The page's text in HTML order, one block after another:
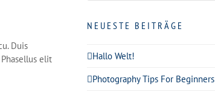
Duis
elit
NEUESTE BEITRÄGE
Hallo Welt!
Photography Tips For Beginners